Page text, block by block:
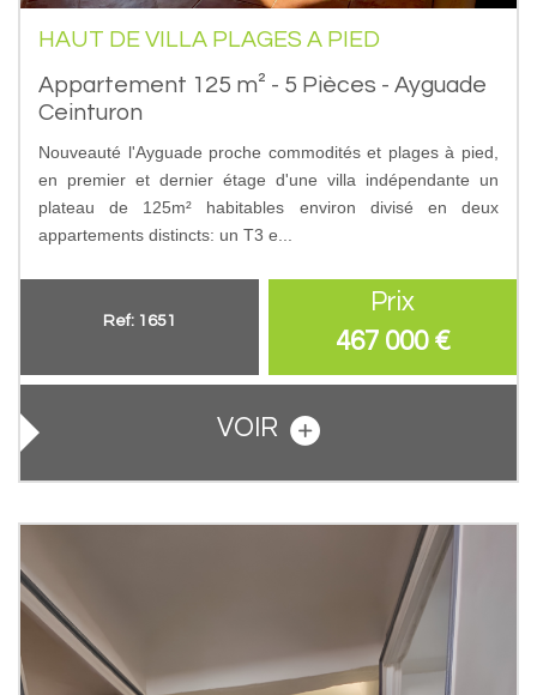
HAUT DE VILLA PLAGES A PIED
Appartement 125 m² - 5 Pièces - Ayguade
Ceinturon
Nouveauté l'Ayguade proche commodités et plages à pied,
en premier et dernier étage d'une villa indépendante un
plateau de 125m² habitables environ divisé en deux
appartements distincts: un T3 e...
Ref: 1651
Prix
467 000 €
VOIR